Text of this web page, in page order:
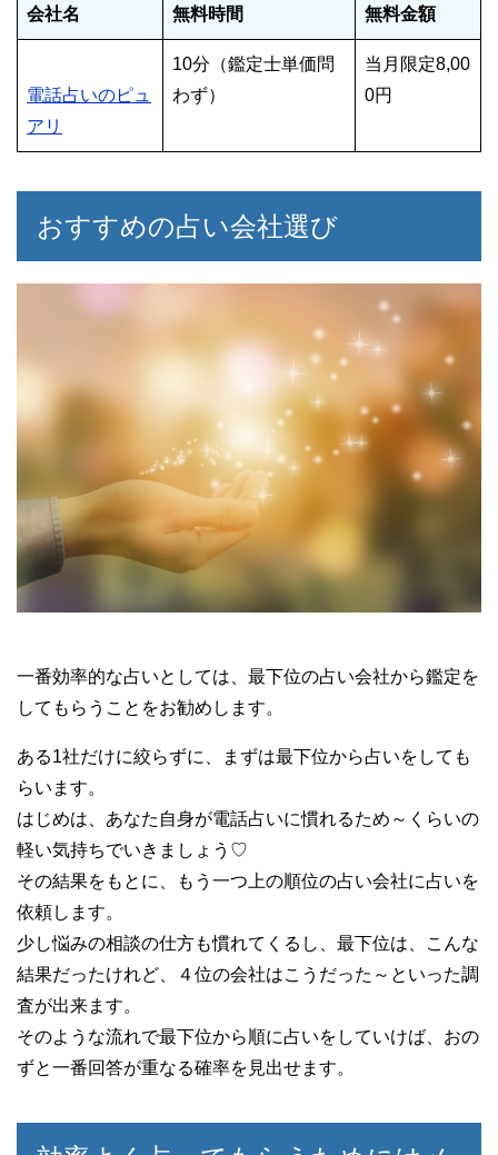
会社名 無料時間 無料金額
電話占いのピュ
アリ
10分（鑑定士単価問
わず）
当月限定8,00
0円
おすすめの占い会社選び
一番効率的な占いとしては、最下位の占い会社から鑑定を
してもらうことをお勧めします。
ある1社だけに絞らずに、まずは最下位から占いをしても
らいます。
はじめは、あなた自身が電話占いに慣れるため～くらいの
軽い気持ちでいきましょう♡
その結果をもとに、もう一つ上の順位の占い会社に占いを
依頼します。
少し悩みの相談の仕方も慣れてくるし、最下位は、こんな
結果だったけれど、４位の会社はこうだった～といった調
査が出来ます。
そのような流れで最下位から順に占いをしていけば、おの
ずと一番回答が重なる確率を見出せます。